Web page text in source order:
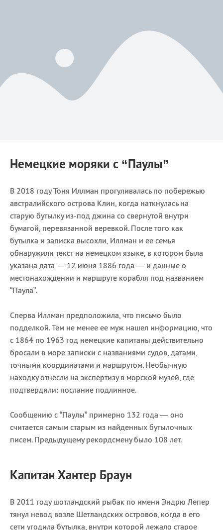
Немецкие моряки с “Паулы”
В 2018 году Тоня Иллман прогуливалась по побережью
австралийского острова Клин, когда наткнулась на
старую бутылку из-под джина со свернутой внутри
бумагой, перевязанной веревкой. После того как
бутылка и записка высохли, Иллман и ее семья
обнаружили текст на немецком языке, в котором была
указана дата — 12 июня 1886 года — и данные о
местонахождении и маршруте корабля под названием
“Паула”.
Сперва Иллман предположила, что письмо было
подделкой. Тем не менее ее муж нашел информацию, что
с 1864 по 1963 год немецкие капитаны действительно
бросали в море записки с названиями судов, датами,
точными координатами и маршрутом. Необычную
находку отнесли на экспертизу в морской музей, где
подтвердили: послание подлинное.
Сообщению с “Паулы” примерно 132 года — оно
считается самым старым из найденных бутылочных
писем. Предыдущему рекордсмену было 108 лет.
Капитан Хантер Браун
В 2011 году шотландский рыбак по имени Эндрю Лепер
тянул невод возле Шетландских островов, когда в его
сети угодила бутылка, внутри которой лежало старое